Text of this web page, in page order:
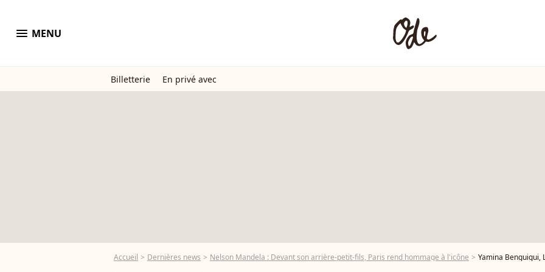
menu MENU
Billetterie En privé avec
Accueil Dernières news Nelson Mandela : Devant son arrière-petit-fils, Paris rend hommage à l'icône Yamina Benguigui, Laurent Fabius et Luvuyo